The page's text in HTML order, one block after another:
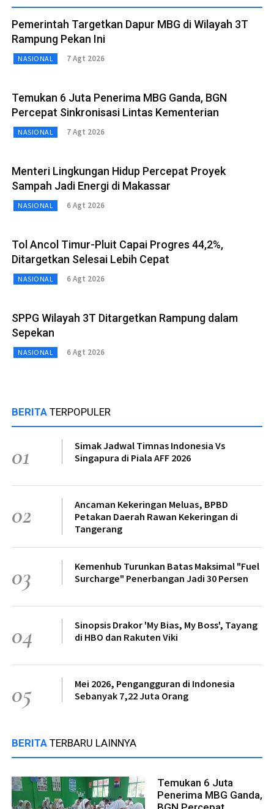
Pemerintah Targetkan Dapur MBG di Wilayah 3T
Rampung Pekan Ini
NASIONAL 7 Agt 2026
Temukan 6 Juta Penerima MBG Ganda, BGN
Percepat Sinkronisasi Lintas Kementerian
NASIONAL 7 Agt 2026
Menteri Lingkungan Hidup Percepat Proyek
Sampah Jadi Energi di Makassar
NASIONAL 6 Agt 2026
Tol Ancol Timur-Pluit Capai Progres 44,2%,
Ditargetkan Selesai Lebih Cepat
NASIONAL 6 Agt 2026
SPPG Wilayah 3T Ditargetkan Rampung dalam
Sepekan
NASIONAL 6 Agt 2026
BERITA TERPOPULER
01
Simak Jadwal Timnas Indonesia Vs
Singapura di Piala AFF 2026
02
Ancaman Kekeringan Meluas, BPBD
Petakan Daerah Rawan Kekeringan di
Tangerang
03
Kemenhub Turunkan Batas Maksimal "Fuel
Surcharge" Penerbangan Jadi 30 Persen
04
Sinopsis Drakor 'My Bias, My Boss', Tayang
di HBO dan Rakuten Viki
05
Mei 2026, Pengangguran di Indonesia
Sebanyak 7,22 Juta Orang
BERITA TERBARU LAINNYA
Temukan 6 Juta
Penerima MBG Ganda,